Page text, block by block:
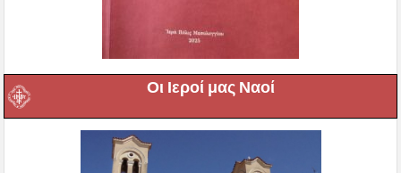
Οι Ιεροί μας Ναοί